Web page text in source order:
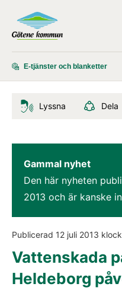
E-tjänster och blanketter
Lyssna Dela
Gammal nyhet
Den här nyheten
2013 och är kanske
Publicerad 12 juli 2013
Vattenskada
Heldeborg